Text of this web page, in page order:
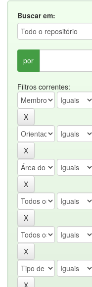
Buscar em:
por
Filtros correntes: